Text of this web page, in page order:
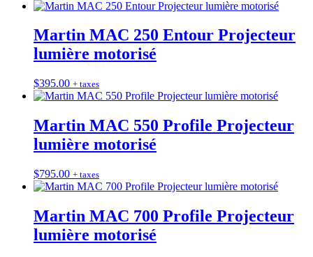
Martin MAC 250 Entour Projecteur
lumière motorisé
$395.00 + taxes
Martin MAC 550 Profile Projecteur
lumière motorisé
$795.00 + taxes
Martin MAC 700 Profile Projecteur
lumière motorisé